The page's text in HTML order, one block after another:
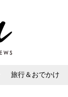
旅行＆おでかけ